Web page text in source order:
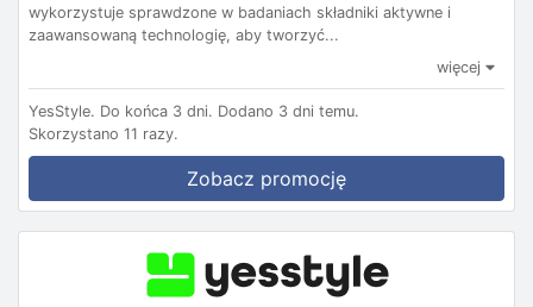
wykorzystuje sprawdzone w badaniach składniki aktywne i
zaawansowaną technologię, aby tworzyć...
więcej
YesStyle. Do końca 3 dni. Dodano 3 dni temu.
Skorzystano 11 razy.
Zobacz promocję